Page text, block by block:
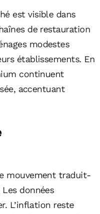
est visible dans
de restauration
modestes
établissements. En
continuent
accentuant
mouvement traduit-
données
L’inflation reste